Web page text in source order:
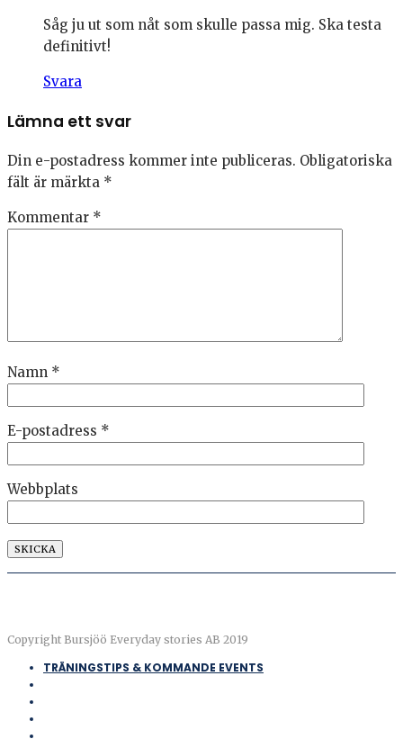
Såg ju ut som nåt som skulle passa mig. Ska testa
definitivt!
Svara
Lämna ett svar
Din e-postadress kommer inte publiceras. Obligatoriska
fält är märkta *
Kommentar *
Namn *
E-postadress *
Webbplats
Copyright Bursjöö Everyday stories AB 2019
TRÄNINGSTIPS & KOMMANDE EVENTS